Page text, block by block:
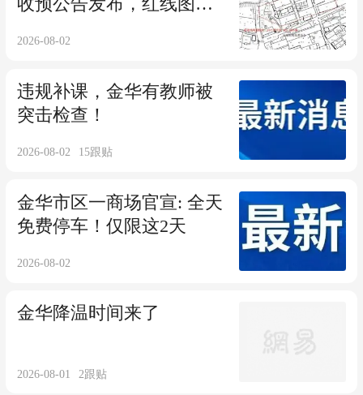
收预公告发布，红线图曝
2026-08-02
违规补课，金华有教师被
突击检查！
2026-08-02 15跟贴
金华市区一商场官宣: 全天
免费停车！仅限这2天
2026-08-02
金华降温时间来了
2026-08-01 2跟贴